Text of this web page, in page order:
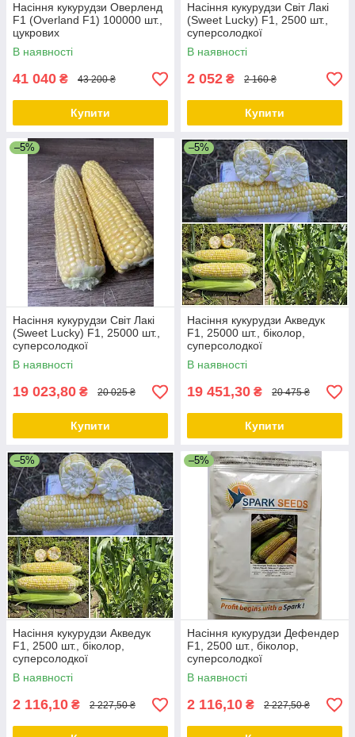
Насіння кукурудзи Оверленд
F1 (Overland F1) 100000 шт.,
цукрових
В наявності
41 040 ₴ 43 200 ₴
Купити
Насіння кукурудзи Світ Лакі
(Sweet Lucky) F1, 2500 шт.,
суперсолодкої
В наявності
2 052 ₴ 2 160 ₴
Купити
–5%
Насіння кукурудзи Світ Лакі
(Sweet Lucky) F1, 25000 шт.,
суперсолодкої
В наявності
19 023,80 ₴ 20 025 ₴
Купити
–5%
Насіння кукурудзи Акведук
F1, 25000 шт., біколор,
суперсолодкої
В наявності
19 451,30 ₴ 20 475 ₴
Купити
–5%
Насіння кукурудзи Акведук
F1, 2500 шт., біколор,
суперсолодкої
В наявності
2 116,10 ₴ 2 227,50 ₴
–5%
Насіння кукурудзи Дефендер
F1, 2500 шт., біколор,
суперсолодкої
В наявності
2 116,10 ₴ 2 227,50 ₴